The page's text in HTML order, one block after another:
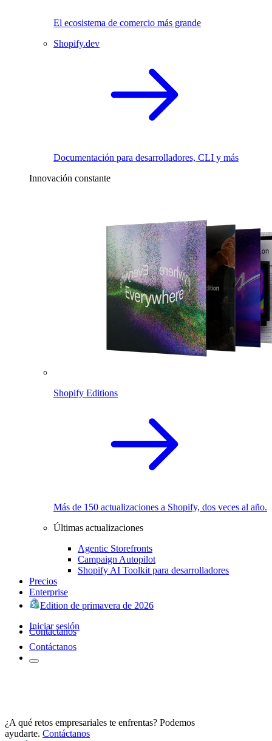
El ecosistema de comercio más grande
Shopify.dev
Documentación para desarrolladores, CLI y más
Innovación constante
Shopify Editions
Más de 150 actualizaciones a Shopify, dos veces al año.
Últimas actualizaciones
Agentic Storefronts
Campaign Autopilot
Shopify AI Toolkit para desarrolladores
Precios
Enterprise
Edition de primavera de 2026
Iniciar sesión
Contáctanos
Contáctanos
¿A qué retos empresariales te enfrentas? Podemos
ayudarte. Contáctanos